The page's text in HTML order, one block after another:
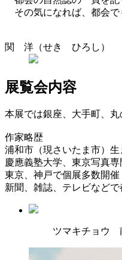
その気になれば、都会で
写真
関 洋（せき ひろし）
展覧会内容
本展では銀座、大手町、
作家略歴
浦和市（現さいたま市）生
慶應義塾大学、東京写真
東京、神戸で個展多数開催
新聞、雑誌、テレビなど
ツマキチョウ